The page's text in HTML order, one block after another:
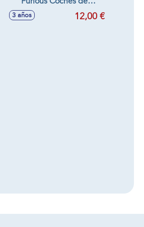
juguete - Modelos surtidos
3 años 12,00 €